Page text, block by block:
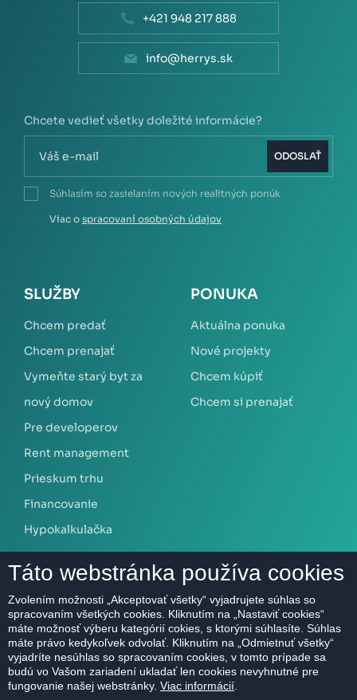
+421 948 217 888
info@herrys.sk
Chcete vedieť všetky doležité informácie?
ODOSLAŤ
Súhlasím so zasielaním nových realitných ponúk
Viac o spracovaní osobných údajov
SLUŽBY
Chcem predať
Chcem prenajať
Vymeňte starý byt za
nový domov
Pre developerov
Rent management
Prieskum trhu
Financovanie
Hypokalkulačka
PONUKA
Aktuálna ponuka
Nové projekty
Chcem kúpiť
Chcem si prenajať
O NÁS
O spoločnosti
Kontakt
Referencie
Kariéra
Táto webstránka používa cookies
Zvolením možnosti „Akceptovať všetky“ vyjadrujete súhlas so
spracovaním všetkých cookies. Kliknutím na „Nastaviť cookies“
máte možnosť výberu kategórií cokies, s ktorými súhlasíte. Súhlas
máte právo kedykoľvek odvolať. Kliknutím na „Odmietnuť všetky“
vyjadríte nesúhlas so spracovaním cookies, v tomto prípade sa
budú vo Vašom zariadení ukladať len cookies nevyhnutné pre
fungovanie našej webstránky. Viac informácií